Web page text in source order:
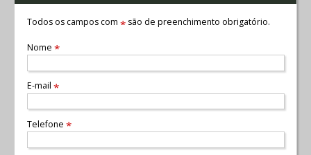
Todos os campos com *são de preenchimento obrigatório.
Nome *
E-mail *
Telefone *